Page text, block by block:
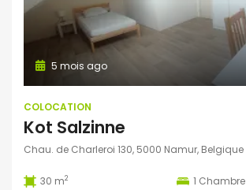
5 mois ago
COLOCATION
Kot Salzinne
Chau. de Charleroi 130, 5000 Namur, Belgique
30 m2 1 Chambre